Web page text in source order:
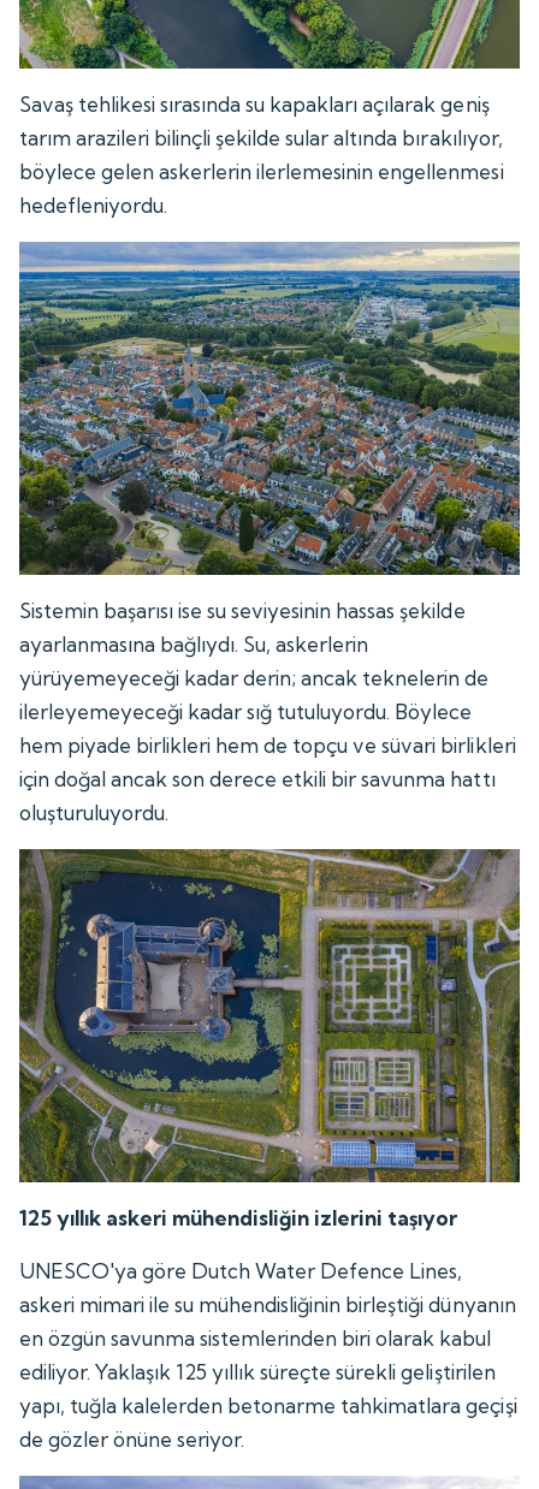
Savaş tehlikesi sırasında su kapakları açılarak geniş
tarım arazileri bilinçli şekilde sular altında bırakılıyor,
böylece gelen askerlerin ilerlemesinin engellenmesi
hedefleniyordu.
Sistemin başarısı ise su seviyesinin hassas şekilde
ayarlanmasına bağlıydı. Su, askerlerin
yürüyemeyeceği kadar derin; ancak teknelerin de
ilerleyemeyeceği kadar sığ tutuluyordu. Böylece
hem piyade birlikleri hem de topçu ve süvari birlikleri
için doğal ancak son derece etkili bir savunma hattı
oluşturuluyordu.
125 yıllık askeri mühendisliğin izlerini taşıyor
UNESCO'ya göre Dutch Water Defence Lines,
askeri mimari ile su mühendisliğinin birleştiği dünyanın
en özgün savunma sistemlerinden biri olarak kabul
ediliyor. Yaklaşık 125 yıllık süreçte sürekli geliştirilen
yapı, tuğla kalelerden betonarme tahkimatlara geçişi
de gözler önüne seriyor.